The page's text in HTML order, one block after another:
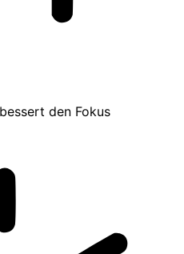
den Fokus